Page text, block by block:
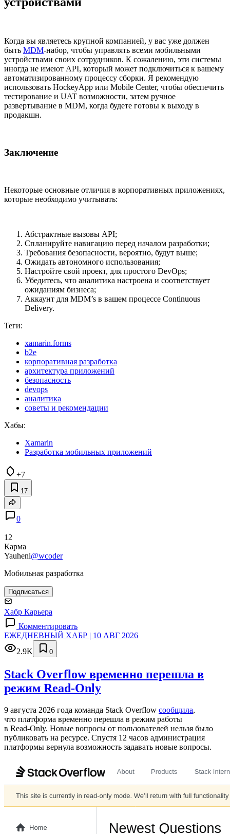
Когда вы являетесь крупной компанией, у вас уже должен
быть MDM-набор, чтобы управлять всеми мобильными
устройствами своих сотрудников. К сожалению, эти системы
иногда не имеют API, который может подключиться к вашему
автоматизированному процессу сборки. Я рекомендую
использовать HockeyApp или Mobile Center, чтобы обеспечить
тестирование и UAT возможности, затем ручное
развертывание в MDM, когда будете готовы к выходу в
продакшн.
Заключение
Некоторые основные отличия в корпоративных приложениях,
которые необходимо учитывать:
Абстрактные вызовы API;
Спланируйте навигацию перед началом разработки;
Требования безопасности, вероятно, будут выше;
Ожидать автономного использования;
Настройте свой проект, для простого DevOps;
Убедитесь, что аналитика настроена и соответствует
ожиданиям бизнеса;
Аккаунт для MDM’s в вашем процессе Continuous
Delivery.
Теги:
xamarin.forms
b2e
корпоративная разработка
архитектура приложений
безопасность
devops
аналитика
советы и рекомендации
Хабы:
Xamarin
Разработка мобильных приложений
+7
17
0
12
Карма
Yauheni@wcoder
Мобильная разработка
Подписаться
Хабр Карьера
Комментировать
ЕЖЕДНЕВНЫЙ ХАБР | 10 АВГ 2026
2.9K
0
Stack Overflow временно перешла в
режим Read-Only
9 августа 2026 года команда Stack Overflow сообщила,
что платформа временно перешла в режим работы
в Read‑Only. Новые вопросы от пользователей нельзя было
публиковать на ресурсе. Спустя 12 часов администрация
платформы вернула возможность задавать новые вопросы.